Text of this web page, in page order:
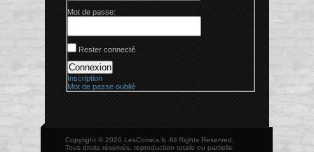
Mot de passe:
Rester connecté
Connexion
Inscription
Mot de passe oublié
Copyright © 2026 LesComics.fr, All Rights Reserved.
Tous droits réservés, reproduction totale ou partielle